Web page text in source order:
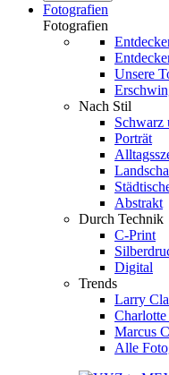
Fotografien
Fotografien
Unsere
Nach Stil
Schwarz
Porträt
Abstrakt
Durch Technik
C-Print
Digital
Trends
Larry
Marcus
Alle